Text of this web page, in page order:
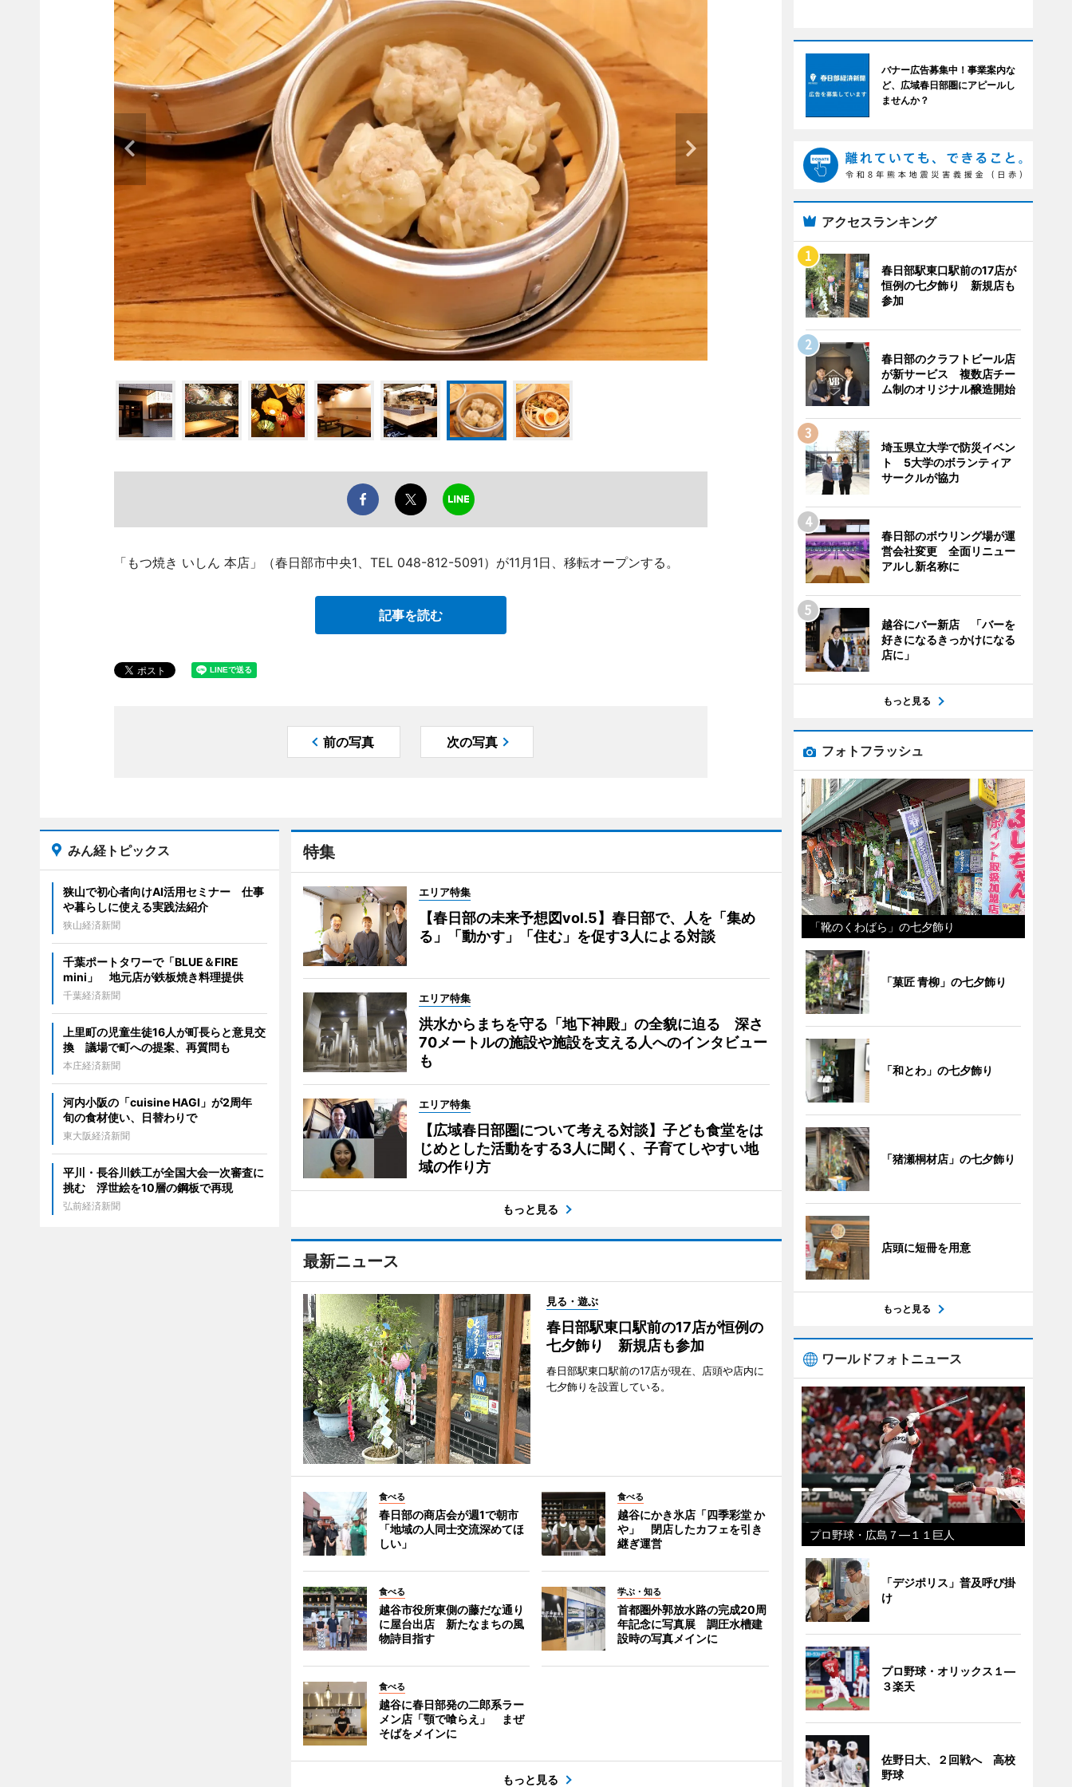
「もつ焼き いしん 本店」（春日部市中央1、TEL 048-812-5091）が11月1日、移転オープンする。
記事を読む
前の写真 次の写真
特集
エリア特集
【春日部の未来予想図vol.5】春日部で、人を「集め
る」「動かす」「住む」を促す3人による対談
エリア特集
洪水からまちを守る「地下神殿」の全貌に迫る 深さ
70メートルの施設や施設を支える人へのインタビュー
も
エリア特集
【広域春日部圏について考える対談】子ども食堂をは
じめとした活動をする3人に聞く、子育てしやすい地
域の作り方
もっと見る
最新ニュース
見る・遊ぶ
春日部駅東口駅前の17店が恒例の
七夕飾り 新規店も参加
春日部駅東口駅前の17店が現在、店頭や店内に
七夕飾りを設置している。
食べる
春日部の商店会が週1で朝市
「地域の人同士交流深めてほ
しい」
食べる
越谷にかき氷店「四季彩堂 か
や」 閉店したカフェを引き
継ぎ運営
食べる
越谷市役所東側の藤だな通り
に屋台出店 新たなまちの風
物詩目指す
学ぶ・知る
首都圏外郭放水路の完成20周
年記念に写真展 調圧水槽建
設時の写真メインに
食べる
越谷に春日部発の二郎系ラー
メン店「顎で喰らえ」 まぜ
そばをメインに
もっと見る
みん経トピックス
狭山で初心者向けAI活用セミナー 仕事
や暮らしに使える実践法紹介
狭山経済新聞
千葉ポートタワーで「BLUE＆FIRE
mini」 地元店が鉄板焼き料理提供
千葉経済新聞
上里町の児童生徒16人が町長らと意見交
換 議場で町への提案、再質問も
本庄経済新聞
河内小阪の「cuisine HAGI」が2周年
旬の食材使い、日替わりで
東大阪経済新聞
平川・長谷川鉄工が全国大会一次審査に
挑む 浮世絵を10層の鋼板で再現
弘前経済新聞
バナー広告募集中！事業案内な
ど、広域春日部圏にアピールし
ませんか？
アクセスランキング
春日部駅東口駅前の17店が
恒例の七夕飾り 新規店も
参加
春日部のクラフトビール店
が新サービス 複数店チー
ム制のオリジナル醸造開始
埼玉県立大学で防災イベン
ト 5大学のボランティア
サークルが協力
春日部のボウリング場が運
営会社変更 全面リニュー
アルし新名称に
越谷にバー新店 「バーを
好きになるきっかけになる
店に」
もっと見る
フォトフラッシュ
「靴のくわばら」の七夕飾り
「菓匠 青柳」の七夕飾り
「和とわ」の七夕飾り
「猪瀬桐材店」の七夕飾り
店頭に短冊を用意
もっと見る
ワールドフォトニュース
プロ野球・広島７―１１巨人
「デジポリス」普及呼び掛
け
プロ野球・オリックス１―
３楽天
佐野日大、２回戦へ 高校
野球